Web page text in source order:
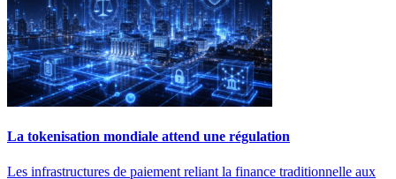
La tokenisation mondiale attend une régulation
Les infrastructures de paiement reliant la finance traditionnelle aux